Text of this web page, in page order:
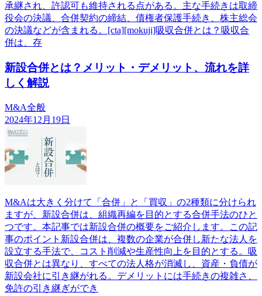
承継され、許認可も維持される点がある。主な手続きは取締
役会の決議、合併契約の締結、債権者保護手続き、株主総会
の決議などが含まれる。[cta][mokuji]吸収合併とは？吸収合
併は、存
新設合併とは？メリット・デメリット、流れを詳
しく解説
M&A全般
2024年12月19日
M&Aは大きく分けて「合併」と「買収」の2種類に分けられ
ますが、新設合併は、組織再編を目的とする合併手法のひと
つです。本記事では新設合併の概要をご紹介します。この記
事のポイント新設合併は、複数の企業が合併し新たな法人を
設立する手法で、コスト削減や生産性向上を目的とする。吸
収合併とは異なり、すべての法人格が消滅し、資産・負債が
新設会社に引き継がれる。デメリットには手続きの複雑さ、
免許の引き継ぎができ